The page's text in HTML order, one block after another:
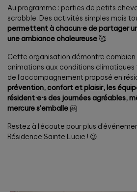
Au programme : parties de petits
scrabble. Des activités simples mais
permettent à chacun·e de partager
une ambiance chaleureuse.🥰
Cette organisation démontre combien
animations aux conditions
de l’accompagnement proposé en
prévention, confort et plaisir, les
résident·e·s des journées agréables,
mercure s’emballe.🤗
Restez à l’écoute pour plus
Résidence Sainte Lucie ! 😉